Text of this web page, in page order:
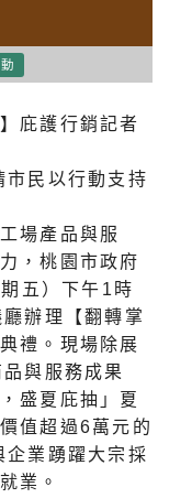
庇護行銷記者
民以行動支持
場產品與服
，桃園市政府
五）下午1時
辦理【翻轉掌
禮。現場除展
與服務成果
盛夏庇抽」夏
值超過6萬元的
業踴躍大宗採
業。